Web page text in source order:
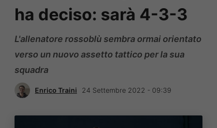
ha deciso: sarà 4-3-3
L'allenatore rossoblù sembra ormai orientato
verso un nuovo assetto tattico per la sua
squadra
Enrico Traini 24 Settembre 2022 - 09:39